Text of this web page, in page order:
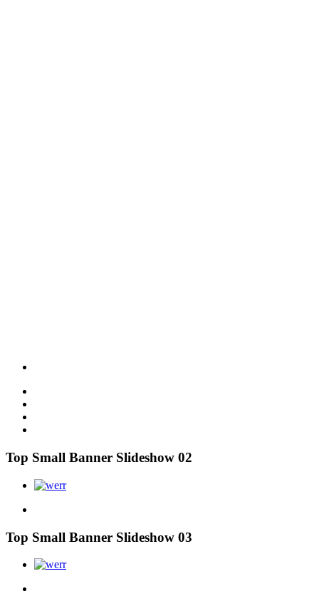
Top Small Banner Slideshow 02
Top Small Banner Slideshow 03